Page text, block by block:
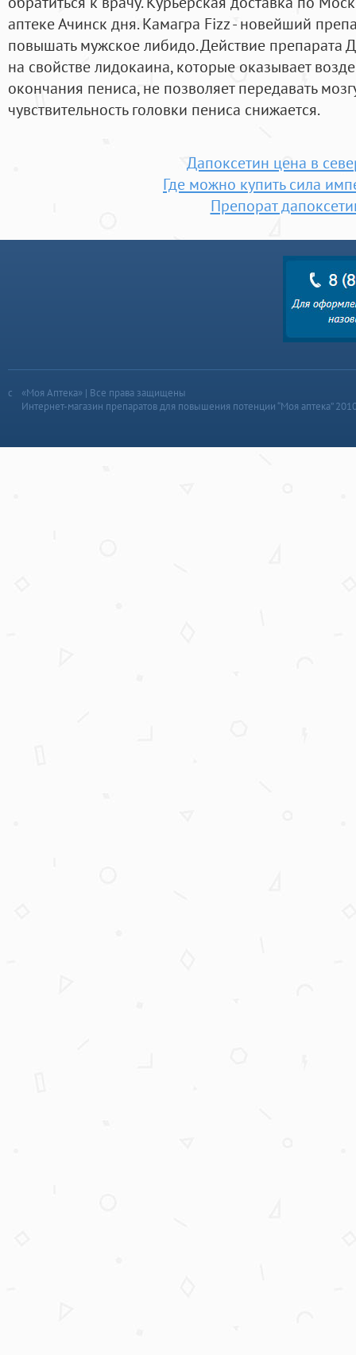
аптеке Ачинск дня. Камагра Fizz - новейший
повышать мужское либидо. Действие препарата
на свойстве лидокаина, которые оказывает
окончания пениса, не позволяет передавать
чувствительность головки пениса снижается.
Дапоксетин цена в
Где можно купить сила
Препорат
«Моя Аптека» | Все права защищены
Интернет-магазин препаратов для повышения потенции “Моя аптека”